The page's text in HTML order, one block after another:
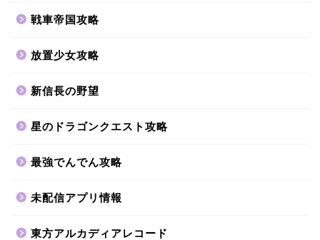
戦車帝国攻略
放置少女攻略
新信長の野望
星のドラゴンクエスト攻略
最強でんでん攻略
未配信アプリ情報
東方アルカディアレコード